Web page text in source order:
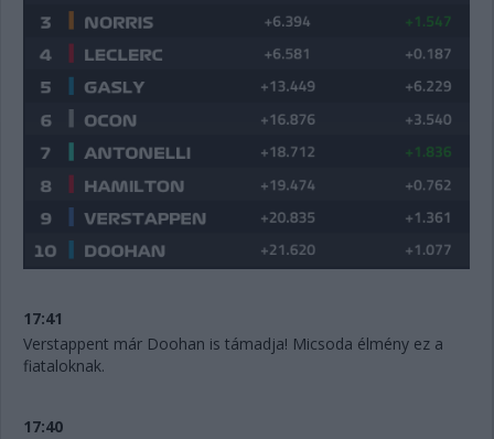
17:41
Verstappent már Doohan is támadja! Micsoda élmény ez a
fiataloknak.
17:40